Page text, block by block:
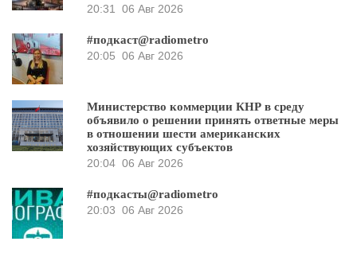
20:31
06 Авг 2026
#подкаст@radiometro
20:05 06 Авг 2026
Министерство коммерции КНР в среду
объявило о решении принять ответные меры
в отношении шести американских
хозяйствующих субъектов
20:04 06 Авг 2026
#подкасты@radiometro
20:03 06 Авг 2026